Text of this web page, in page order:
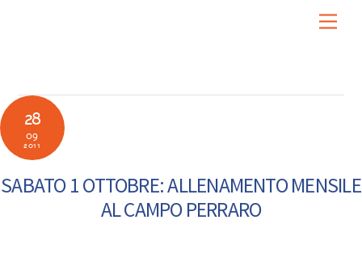
28
09
2011
SABATO 1 OTTOBRE: ALLENAMENTO MENSILE
AL CAMPO PERRARO